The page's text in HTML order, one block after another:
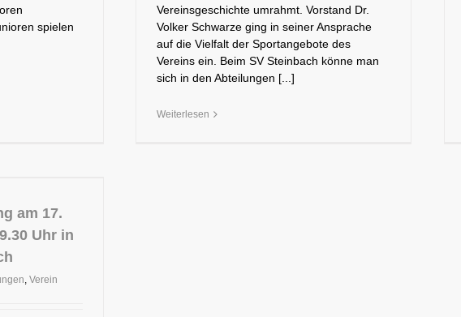
spielen
Vereinsgeschichte umrahmt. Vorstand Dr.
Volker Schwarze ging in seiner Ansprache
auf die Vielfalt der Sportangebote des
Vereins ein. Beim SV Steinbach könne man
sich in den Abteilungen [...]
Weiterlesen
am 17.
Uhr in
, Verein